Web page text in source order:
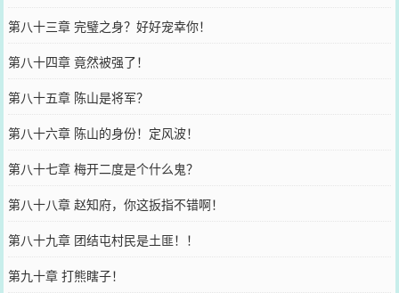
第八十三章 完璧之身？好好宠幸你！
第八十四章 竟然被强了！
第八十五章 陈山是将军？
第八十六章 陈山的身份！定风波！
第八十七章 梅开二度是个什么鬼？
第八十八章 赵知府，你这扳指不错啊！
第八十九章 团结屯村民是土匪！！
第九十章 打熊瞎子！